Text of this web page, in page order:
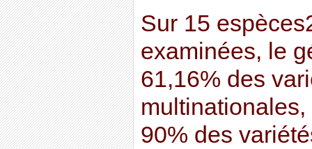
Sur 15
examinées, le
61,16% des
90% des